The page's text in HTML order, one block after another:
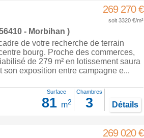
269 270 €
soit 3320 €/m²
- Morbihan )
de votre recherche de terrain
bourg. Proche des commerces,
de 279 m² en lotissement saura
exposition entre campagne e...
Surface
81 m2
Chambres
3 Détails
269 020 €